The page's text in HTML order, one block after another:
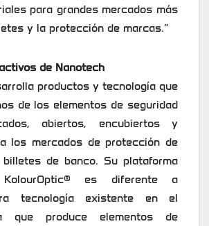
para grandes mercados más
y la protección de marcas.”
de Nanotech
productos y tecnología que
de los elementos de seguridad
abiertos, encubiertos y
los mercados de protección de
de banco. Su plataforma
KolourOptic® es diferente a
tecnología existente en el
que produce elementos de